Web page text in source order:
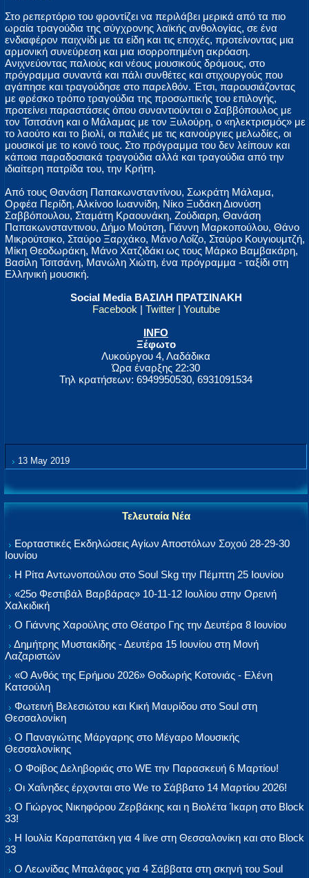
Στο ρεπερτόριο του φροντίζει να περιλάβει μερικά από τα πιο
ωραία τραγούδια της σύγχρονης λαϊκής ανθολογίας, σε ένα
ενδιαφέρον παιχνίδι με τα είδη και τις εποχές, προτείνοντας μια
αρμονική συνεύρεση και μια ισορροπημένη ακρόαση.
Ανιχνεύοντας παλιούς και νέους μουσικούς δρόμους, στο
πρόγραμμα συναντά και πάλι συνθέτες και στιχουργούς που
αγάπησε και τραγούδησε στο παρελθόν. Έτσι, παρουσιάζοντας
με φρέσκο τρόπο τραγούδια της προσωπικής του επιλογής,
προτείνει παραστάσεις όπου συναντιούνται ο Σαββόπουλος με
τον Τσιτσάνη και ο Μάλαμας με τον Ξυλούρη, ο «ηλεκτρισμός» με
το λαούτο και το βιολί, οι παλιές με τις καινούργιες μελωδίες, οι
μουσικοί με το κοινό τους. Στο πρόγραμμα του δεν λείπουν και
κάποια παραδοσιακά τραγούδια αλλά και τραγούδια από την
ιδιαίτερη πατρίδα του, την Κρήτη.
Από τους Θανάση Παπακωνσταντίνου, Σωκράτη Μάλαμα,
Ορφέα Περίδη, Αλκίνοο Ιωαννίδη, Νίκο Ξυδάκη Διονύση
Σαββόπουλου, Σταμάτη Κραουνάκη, Ζούδιαρη, Θανάση
Παπακωνσταντινου, Δήμο Μούτση, Γιάννη Μαρκοπούλου, Θάνο
Μικρούτσικο, Σταύρο Ξαρχάκο, Μάνο Λοΐζο, Σταύρο Κουγιουμτζή,
Μίκη Θεοδωράκη, Μάνο Χατζιδάκι ως τους Μάρκο Βαμβακάρη,
Βασίλη Τσιτσάνη, Μανώλη Χιώτη, ένα πρόγραμμα - ταξίδι στη
Ελληνική μουσική.
Social Media ΒΑΣΙΛΗ ΠΡΑΤΣΙΝΑΚΗ
Facebook | Twitter| Youtube
INFO
Ξέφωτο
Λυκούργου 4, Λαδάδικα
Ώρα έναρξης 22:30
Τηλ κρατήσεων: 6949950530, 6931091534
13 May 2019
Τελευταία Νέα
Εορταστικές Εκδηλώσεις Αγίων Αποστόλων Σοχού 28-29-30
Ιουνίου
Η Ρίτα Αντωνοπούλου στο Soul Skg την Πέμπτη 25 Ιουνίου
«25ο Φεστιβάλ Βαρβάρας» 10-11-12 Ιουλίου στην Ορεινή
Χαλκιδική
Ο Γιάννης Χαρούλης στο Θέατρο Γης την Δευτέρα 8 Ιουνίου
Δημήτρης Μυστακίδης - Δευτέρα 15 Ιουνίου στη Μονή
Λαζαριστών
«Ο Ανθός της Ερήμου 2026» Θοδωρής Κοτονιάς - Ελένη
Κατσούλη
Φωτεινή Βελεσιώτου και Κική Μαυρίδου στο Soul στη
Θεσσαλονίκη
Ο Παναγιώτης Μάργαρης στο Μέγαρο Μουσικής
Θεσσαλονίκης
Ο Φοίβος Δεληβοριάς στο WE την Παρασκευή 6 Μαρτίου!
Οι Χαΐνηδες έρχονται στο We το Σάββατο 14 Μαρτίου 2026!
Ο Γιώργος Νικηφόρου Ζερβάκης και η Βιολέτα Ίκαρη στο Block
33!
Η Ιουλία Καραπατάκη για 4 live στη Θεσσαλονίκη και στο Block
33
Ο Λεωνίδας Μπαλάφας για 4 Σάββατα στη σκηνή του Soul